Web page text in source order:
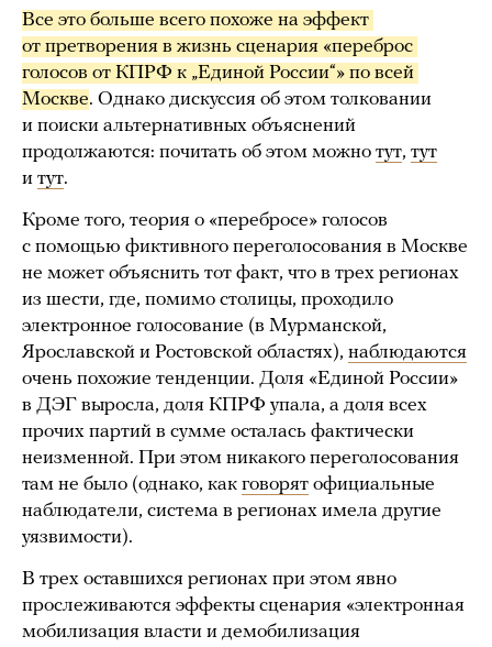
Все это больше всего похоже на эффект
от претворения в жизнь сценария «переброс
голосов от КПРФ к „Единой России“» по всей
Москве. Однако дискуссия об этом толковании
и поиски альтернативных объяснений
продолжаются: почитать об этом можно тут, тут
и тут.
Кроме того, теория о «перебросе» голосов
с помощью фиктивного переголосования в Москве
не может объяснить тот факт, что в трех регионах
из шести, где, помимо столицы, проходило
электронное голосование (в Мурманской,
Ярославской и Ростовской областях), наблюдаются
очень похожие тенденции. Доля «Единой России»
в ДЭГ выросла, доля КПРФ упала, а доля всех
прочих партий в сумме осталась фактически
неизменной. При этом никакого переголосования
там не было (однако, как говорят официальные
наблюдатели, система в регионах имела другие
уязвимости).
В трех оставшихся регионах при этом явно
прослеживаются эффекты сценария «электронная
мобилизация власти и демобилизация